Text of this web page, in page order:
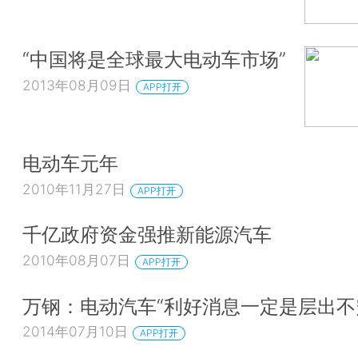
“中国将是全球最大电动车市场”
2013年08月09日 APP打开
电动车元年
2010年11月27日 APP打开
千亿政府资金强推新能源汽车
2010年08月07日 APP打开
万钢：电动汽车“利好消息一定是层出不
2014年07月10日 APP打开